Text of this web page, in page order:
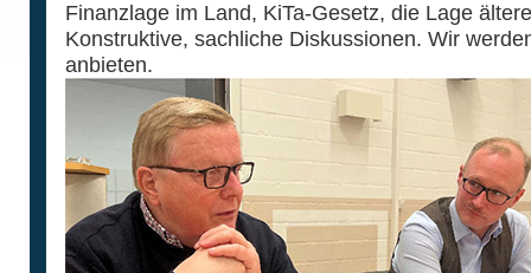
Finanzlage im Land, KiTa-Gesetz, die Lage
Konstruktive, sachliche Diskussionen. Wir
anbieten.